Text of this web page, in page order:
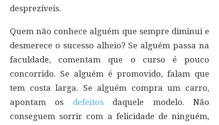
desprezíveis.
Quem não conhece alguém que sempre diminui e
desmerece o sucesso alheio? Se alguém passa na
faculdade, comentam que o curso é pouco
concorrido. Se alguém é promovido, falam que
tem costa larga. Se alguém compra um carro,
apontam os defeitosdaquele modelo. Não
conseguem sorrir com a felicidade de ninguém,